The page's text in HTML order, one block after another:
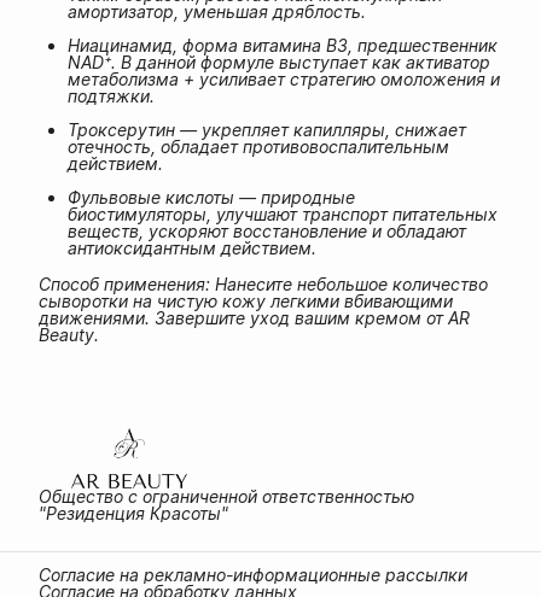
амортизатор, уменьшая дряблость.
Ниацинамид, форма витамина B3, предшественник
NAD⁺. В данной формуле выступает как активатор
метаболизма + усиливает стратегию омоложения и
подтяжки.
Троксерутин — укрепляет капилляры, снижает
отечность, обладает противовоспалительным
действием.
Фульвовые кислоты — природные
биостимуляторы, улучшают транспорт питательных
веществ, ускоряют восстановление и обладают
антиоксидантным действием.
Способ применения: Нанесите небольшое количество
сыворотки на чистую кожу легкими вбивающими
движениями. Завершите уход вашим кремом от AR
Beauty.
Общество с ограниченной ответственностью
"Резиденция Красоты"
Согласие на рекламно-информационные рассылки
Согласие на обработку данных